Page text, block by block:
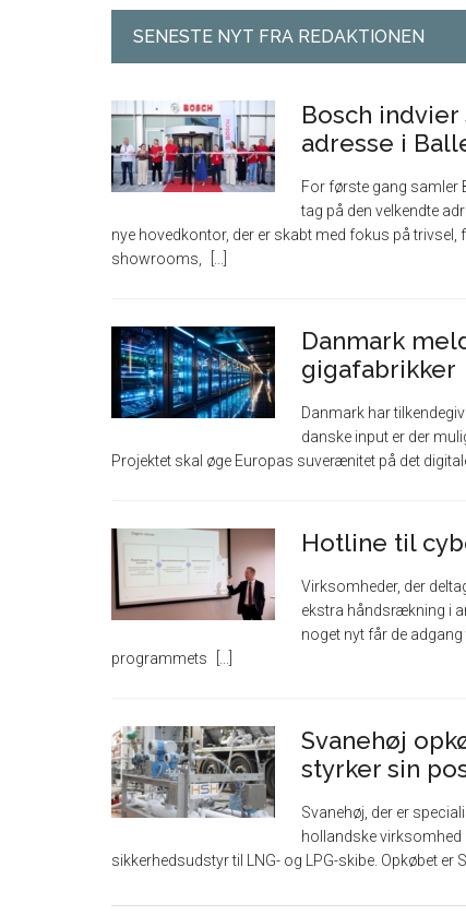
SENESTE NYT FRA REDAKTIONEN
Bosch
adresse i
For første gang samler
tag på den velkendte
nye hovedkontor, der er skabt med fokus på
showrooms,
Danmark
gigafabrikker
Danmark har
danske input er der
Projektet skal øge Europas suverænitet på det
Hotline til
Virksomheder, der
ekstra håndsrækning i
noget nyt får de
programmets
Svanehøj
styrker sin
Svanehøj, der er
hollandske virksomhed
sikkerhedsudstyr til LNG- og LPG-skibe. Opkøbet